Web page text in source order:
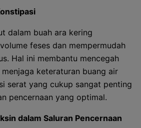
dalam buah ara kering
feses dan mempermudah
Hal ini membantu mencegah
keteraturan buang air
serat yang cukup sangat penting
pencernaan yang optimal.
dalam Saluran Pencernaan